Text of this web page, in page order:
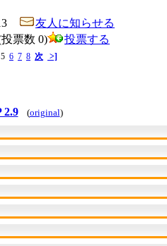
友人に知らせる
投票数 0) 投票する
5 6 7 8 次 >]
2.9 (original)